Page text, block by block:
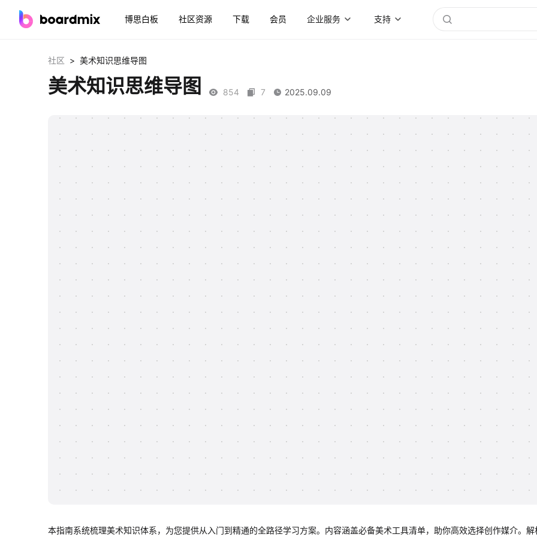
博思白板 社区资源 下载 会员 企业服务 支持
社区 > 美术知识思维导图
美术知识思维导图 854 7 2025.09.09
本指南系统梳理美术知识体系，为您提供从入门到精通的全路径学习方案。内容涵盖必备美术工具清单，助你高效选择创作媒介。解